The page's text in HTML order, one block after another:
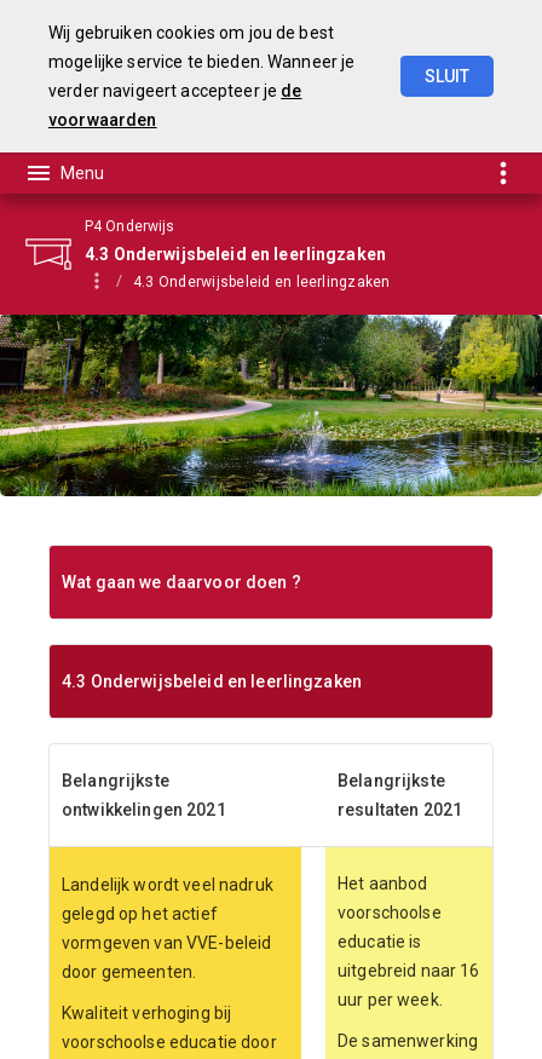
P4 Onderwijs
4.3 Onderwijsbeleid en leerlingzaken
4.3 Onderwijsbeleid en leerlingzaken
Wat gaan we daarvoor doen ?
4.3 Onderwijsbeleid en leerlingzaken
Belangrijkste
ontwikkelingen 2021
Belangrijkste
resultaten 2021
Landelijk wordt veel nadruk
gelegd op het actief
vormgeven van VVE-beleid
door gemeenten.
Kwaliteit verhoging bij
voorschoolse educatie door
Het aanbod
voorschoolse
educatie is
uitgebreid naar 16
uur per week.
De samenwerking
Wij gebruiken cookies om jou de best
mogelijke service te bieden. Wanneer je
verder navigeert accepteer je de
voorwaarden
SLUIT